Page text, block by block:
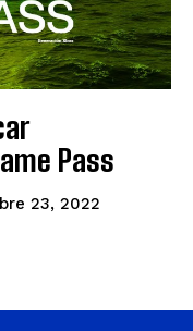
Pass
23, 2022